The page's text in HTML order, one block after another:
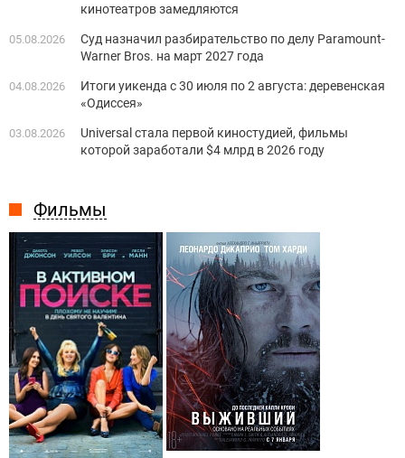
Фильмы
кинотеатров замедляются
05.08.2026
Суд назначил разбирательство по делу Paramount-
Warner Bros. на март 2027 года
04.08.2026
Итоги уикенда с 30 июля по 2 августа: деревенская
«Одиссея»
03.08.2026
Universal стала первой киностудией, фильмы
которой заработали $4 млрд в 2026 году